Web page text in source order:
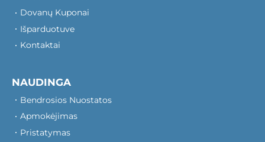
Dovanų Kuponai
Išparduotuve
Kontaktai
NAUDINGA
Bendrosios Nuostatos
Apmokėjimas
Pristatymas